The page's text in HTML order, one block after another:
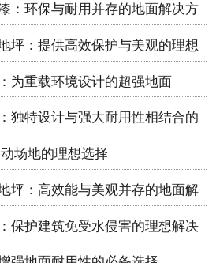
：环保与耐用并存的地面解决方
坪：提供高效保护与美观的理想
为重载环境设计的超强地面
独特设计与强大耐用性相结合的
场地的理想选择
坪：高效能与美观并存的地面解
保护建筑免受水侵害的理想解决